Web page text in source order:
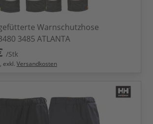
Warnschutzhose
3485 ATLANTA
/Stk
exkl. Versandkosten